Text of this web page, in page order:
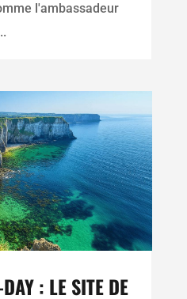
l'ambassadeur
: LE SITE DE